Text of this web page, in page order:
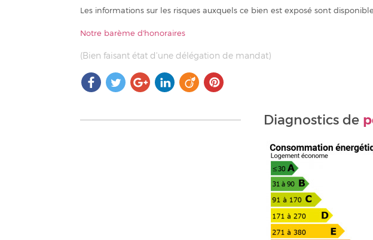
Les informations sur les risques auxquels ce bien est exposé sont
Notre barème d'honoraires
(Bien faisant état d'une délégation de mandat)
Diagnostics de